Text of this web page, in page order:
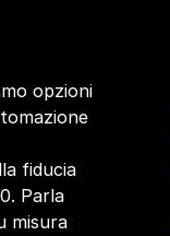
opzioni
fiducia
Parla
misura